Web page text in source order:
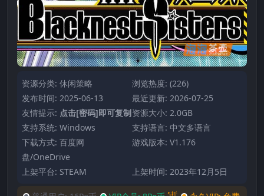
资源分类: 休闲策略
浏览热度: (226)
发布时间: 2025-06-13
最近更新: 2026-07-25
友情提示: 点击[密码]即可复制资源大小: 2.0GB
支持系统: Windows
支持语言: 中文多语言
下载方式: 百度网
盘/OneDrive
游戏版本: V1.176
上架平台: STEAM 上架时间: 2023年12月5日
5折